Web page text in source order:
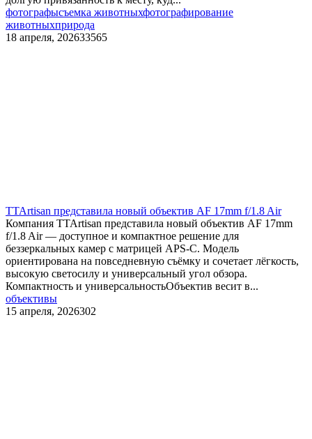
фотографысъемка животныхфотографирование
животныхприрода
18 апреля, 202633565
TTArtisan представила новый объектив AF 17mm f/1.8 Air
Компания TTArtisan представила новый объектив AF 17mm
f/1.8 Air — доступное и компактное решение для
беззеркальных камер с матрицей APS-C. Модель
ориентирована на повседневную съёмку и сочетает лёгкость,
высокую светосилу и универсальный угол обзора.
Компактность и универсальностьОбъектив весит в...
объективы
15 апреля, 2026302